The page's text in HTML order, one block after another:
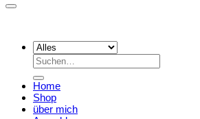
Suchen
nach:
Home
Shop
über mich